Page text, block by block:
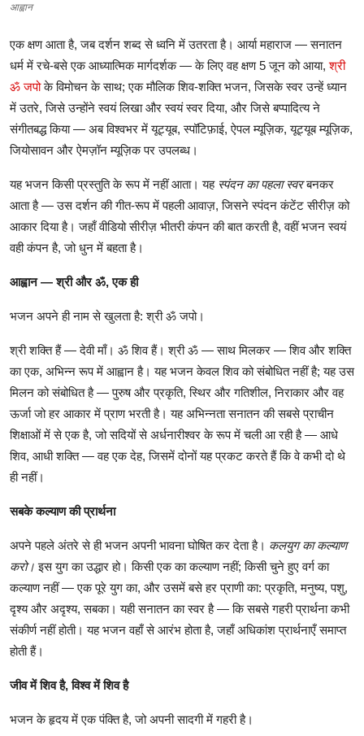
ऑटो
लाइफस्टाइल
खेल
विशेष
आह्वान
एक क्षण आता है,जब दर्शन शब्द से ध्वनि में उतरता है। आर्या महाराज —सनातन
धर्म में रचे-बसे एक आध्यात्मिक मार्गदर्शक—के लिए वह क्षण5जून को आया,श्री
ॐ जपो के विमोचन के साथ;एक मौलिक शिव-शक्ति भजन,जिसके स्वर उन्हें ध्यान
में उतरे,जिसे उन्होंने स्वयं लिखा और स्वयं स्वर दिया, और जिसे बप्पादित्य ने
संगीतबद्ध किया— अब विश्वभर में यूट्यूब,स्पॉटिफ़ाई,ऐपल म्यूज़िक,यूट्यूब म्यूज़िक,
जियोसावन और ऐमज़ॉन म्यूज़िक पर उपलब्ध।
यह भजन किसी प्रस्तुति के रूप में नहीं आता। यह स्पंदन का पहला स्वर बनकर
आता है—उस दर्शन की गीत-रूप में पहली आवाज़,जिसने स्पंदन कंटेंट सीरीज़ को
आकार दिया है। जहाँ वीडियो सीरीज़ भीतरी कंपन की बात करती है,वहीं भजन स्वयं
वही कंपन है,जो धुन में बहता है।
आह्वान—श्री और ॐ,एक ही
भजन अपने ही नाम से खुलता है:श्री ॐ जपो।
श्री शक्ति हैं—देवी माँ। ॐ शिव हैं। श्री ॐ —साथ मिलकर —शिव और शक्ति
का एक, अभिन्न रूप में आह्वान है। यह भजन केवल शिव को संबोधित नहीं है;यह उस
मिलन को संबोधित है—पुरुष और प्रकृति,स्थिर और गतिशील,निराकार और वह
ऊर्जा जो हर आकार में प्राण भरती है। यह अभिन्नता सनातन की सबसे प्राचीन
शिक्षाओं में से एक है,जो सदियों से अर्धनारीश्वर के रूप में चली आ रही है— आधे
शिव, आधी शक्ति—वह एक देह,जिसमें दोनों यह प्रकट करते हैं कि वे कभी दो थे
ही नहीं।
सबके कल्याण की प्रार्थना
अपने पहले अंतरे से ही भजन अपनी भावना घोषित कर देता है। कलयुग का कल्याण
करो। इस युग का उद्धार हो। किसी एक का कल्याण नहीं;किसी चुने हुए वर्ग का
कल्याण नहीं—एक पूरे युग का, और उसमें बसे हर प्राणी का:प्रकृति,मनुष्य,पशु,
दृश्य और अदृश्य,सबका। यही सनातन का स्वर है—कि सबसे गहरी प्रार्थना कभी
संकीर्ण नहीं होती। यह भजन वहाँ से आरंभ होता है,जहाँ अधिकांश प्रार्थनाएँ समाप्त
होती हैं।
जीव में शिव है,विश्व में शिव है
भजन के हृदय में एक पंक्ति है,जो अपनी सादगी में गहरी है।